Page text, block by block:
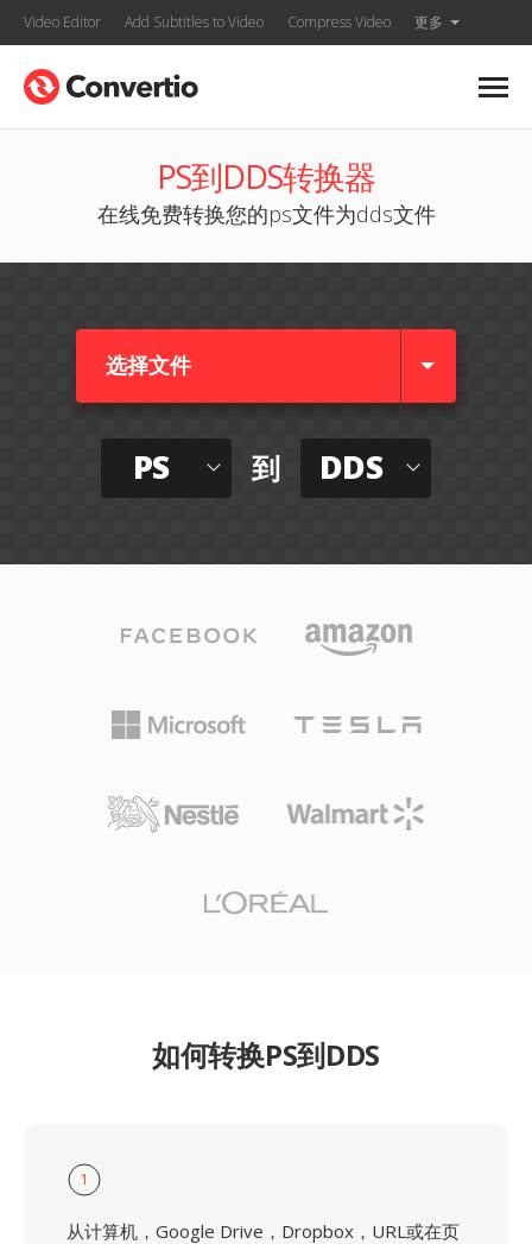
Video Editor Add Subtitles to Video Compress Video 更多
PS到DDS转换器
在线免费转换您的ps文件为dds文件
选择文件
PS 到 DDS
如何转换PS到DDS
1
从计算机，Google Drive，Dropbox，URL或在页